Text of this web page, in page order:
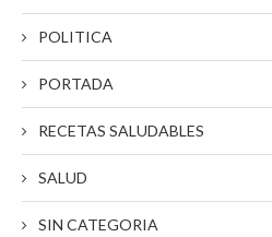
POLITICA
PORTADA
RECETAS SALUDABLES
SALUD
SIN CATEGORIA